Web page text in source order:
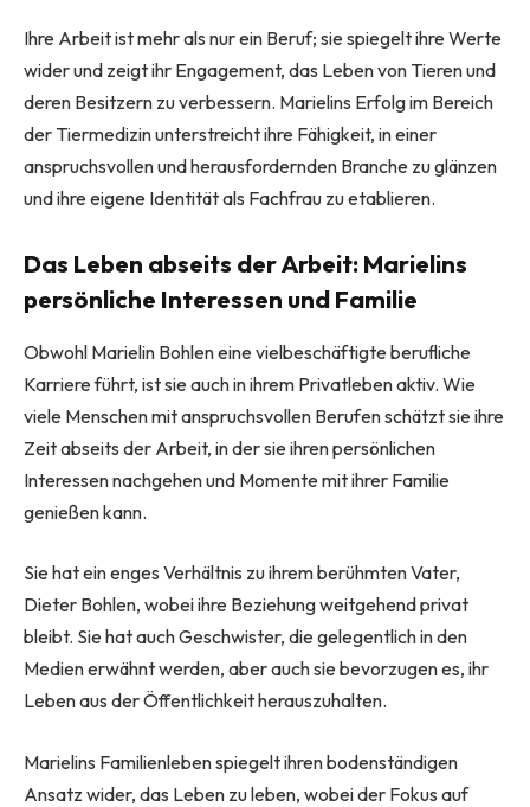
Ihre Arbeit ist mehr als nur ein Beruf; sie spiegelt ihre Werte
wider und zeigt ihr Engagement, das Leben von Tieren und
deren Besitzern zu verbessern. Marielins Erfolg im Bereich
der Tiermedizin unterstreicht ihre Fähigkeit, in einer
anspruchsvollen und herausfordernden Branche zu glänzen
und ihre eigene Identität als Fachfrau zu etablieren.
Das Leben abseits der Arbeit: Marielins
persönliche Interessen und Familie
Obwohl Marielin Bohlen eine vielbeschäftigte berufliche
Karriere führt, ist sie auch in ihrem Privatleben aktiv. Wie
viele Menschen mit anspruchsvollen Berufen schätzt sie ihre
Zeit abseits der Arbeit, in der sie ihren persönlichen
Interessen nachgehen und Momente mit ihrer Familie
genießen kann.
Sie hat ein enges Verhältnis zu ihrem berühmten Vater,
Dieter Bohlen, wobei ihre Beziehung weitgehend privat
bleibt. Sie hat auch Geschwister, die gelegentlich in den
Medien erwähnt werden, aber auch sie bevorzugen es, ihr
Leben aus der Öffentlichkeit herauszuhalten.
Marielins Familienleben spiegelt ihren bodenständigen
Ansatz wider, das Leben zu leben, wobei der Fokus auf